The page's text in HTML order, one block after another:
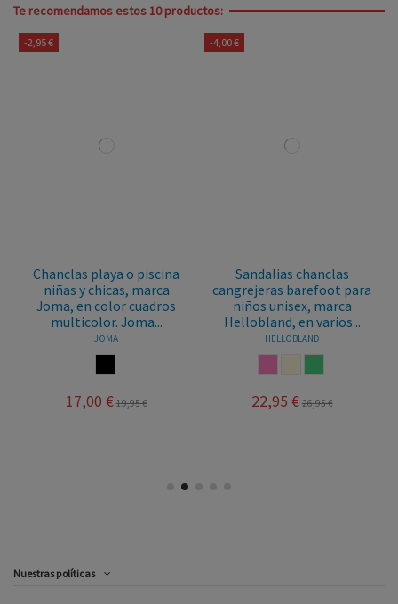
Te recomendamos estos 10 productos:
-2,95 €
Chanclas playa o piscina
niñas y chicas, marca
Joma, en color cuadros
multicolor. Joma...
JOMA
17,00 € 19,95 €
-4,00 €
Sandalias chanclas
cangrejeras barefoot para
niños unisex, marca
Hellobland, en varios...
HELLOBLAND
22,95 € 26,95 €
Nuestras políticas